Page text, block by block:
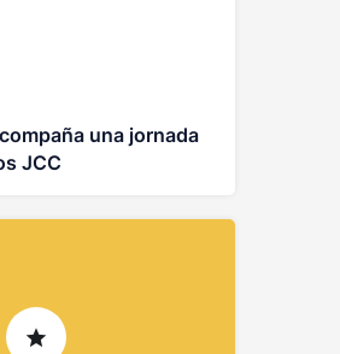
una jornada
JCC